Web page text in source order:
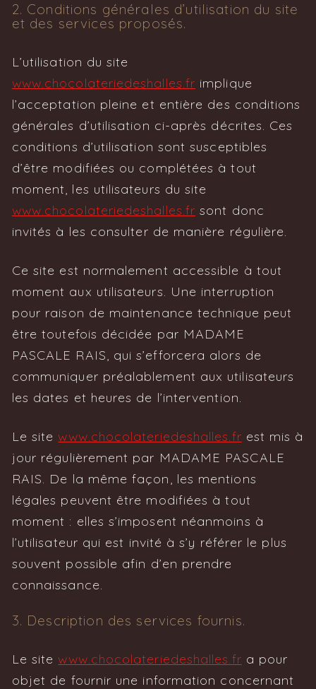
2. Conditions générales d’utilisation du site
et des services proposés.
L’utilisation du site
www.chocolateriedeshalles.fr implique
l’acceptation pleine et entière des conditions
générales d’utilisation ci-après décrites. Ces
conditions d’utilisation sont susceptibles
d’être modifiées ou complétées à tout
moment, les utilisateurs du site
www.chocolateriedeshalles.fr sont donc
invités à les consulter de manière régulière.
Ce site est normalement accessible à tout
moment aux utilisateurs. Une interruption
pour raison de maintenance technique peut
être toutefois décidée par MADAME
PASCALE RAIS, qui s’efforcera alors de
communiquer préalablement aux utilisateurs
les dates et heures de l’intervention.
Le sitewww.chocolateriedeshalles.fr est mis à
jour régulièrement par MADAME PASCALE
RAIS. De la même façon, les mentions
légales peuvent être modifiées à tout
moment : elles s’imposent néanmoins à
l’utilisateur qui est invité à s’y référer le plus
souvent possible afin d’en prendre
connaissance.
3. Description des services fournis.
Le sitewww.chocolateriedeshalles.fr a pour
objet de fournir une information concernant